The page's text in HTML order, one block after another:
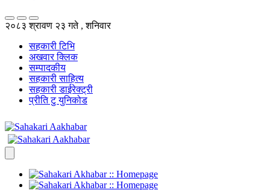
२०८३ श्रावण २३ गते , शनिवार
सहकारी टिभि
अखवार क्लिक
सम्पादकीय
सहकारी साहित्य
सहकारी डाईरेक्ट्री
प्रीति टु युनिकोड